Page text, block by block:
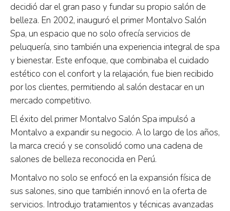
decidió dar el gran paso y fundar su propio salón de
belleza. En 2002, inauguró el primer Montalvo Salón
Spa, un espacio que no solo ofrecía servicios de
peluquería, sino también una experiencia integral de spa
y bienestar. Este enfoque, que combinaba el cuidado
estético con el confort y la relajación, fue bien recibido
por los clientes, permitiendo al salón destacar en un
mercado competitivo.
El éxito del primer Montalvo Salón Spa impulsó a
Montalvo a expandir su negocio. A lo largo de los años,
la marca creció y se consolidó como una cadena de
salones de belleza reconocida en Perú.
Montalvo no solo se enfocó en la expansión física de
sus salones, sino que también innovó en la oferta de
servicios. Introdujo tratamientos y técnicas avanzadas